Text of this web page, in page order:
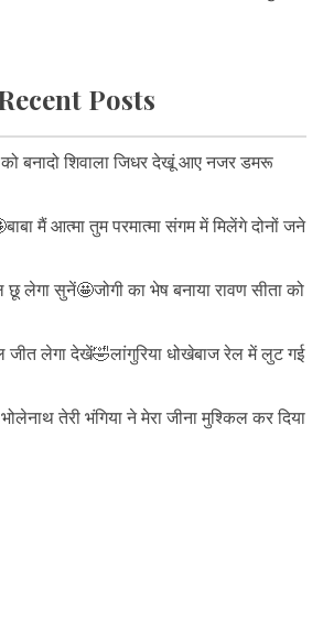
Posts
बनादो शिवाला जिधर देखूं आए नजर डमरू
मैं आत्मा तुम परमात्मा संगम में मिलेंगे दोनों जने
लेगा सुनें🤩जोगी का भेष बनाया रावण सीता को
जीत लेगा देखें🤣लांगुरिया धोखेबाज रेल में लुट गई
तेरी भंगिया ने मेरा जीना मुश्किल कर दिया